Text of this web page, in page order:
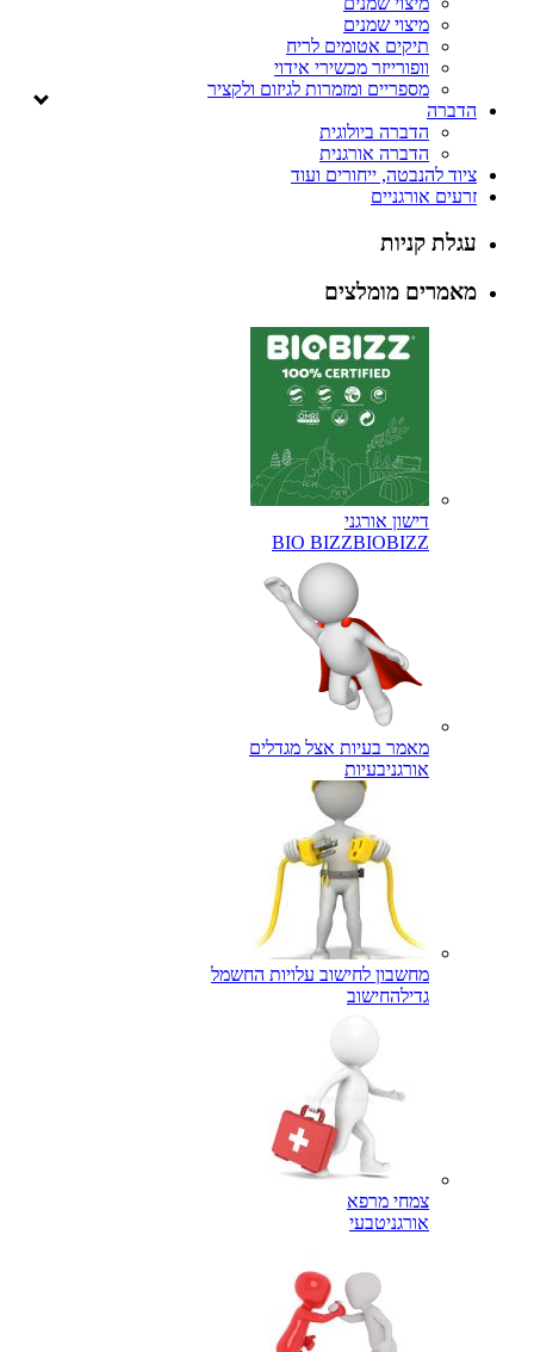
מיצוי שמנים
תיקים אטומים לריח
וופורייזר מכשירי אידוי
מספריים ומזמרות לגיזום ולקציר
הדברה
הדברה ביולוגית
הדברה אורגנית
ציוד להנבטה, ייחורים ועוד
זרעים אורגניים
עגלת קניות
מאמרים מומלצים
דישון אורגני
BIO BIZZBIOBIZZ
מאמר בעיות אצל מגדלים
אורגניבעיות
מחשבון לחישוב עלויות החשמל
גדילהחישוב
צמחי מרפא
אורגניטבעי